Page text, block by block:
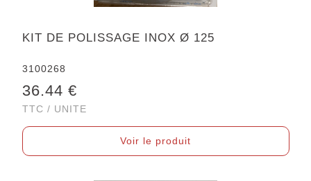
KIT DE POLISSAGE INOX Ø 125
3100268
36.44 €
TTC / UNITE
Voir le produit